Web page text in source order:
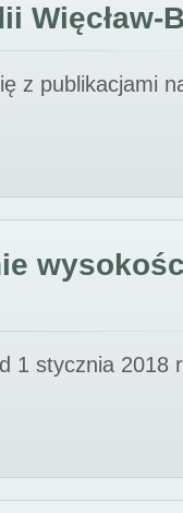
Więcław-
z publikacjami
1 stycznia 2018